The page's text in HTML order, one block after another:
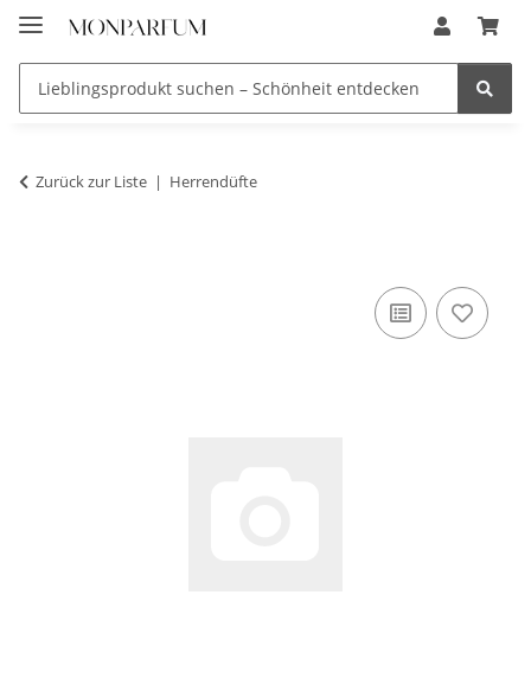
Zurück zur Liste Herrendüfte